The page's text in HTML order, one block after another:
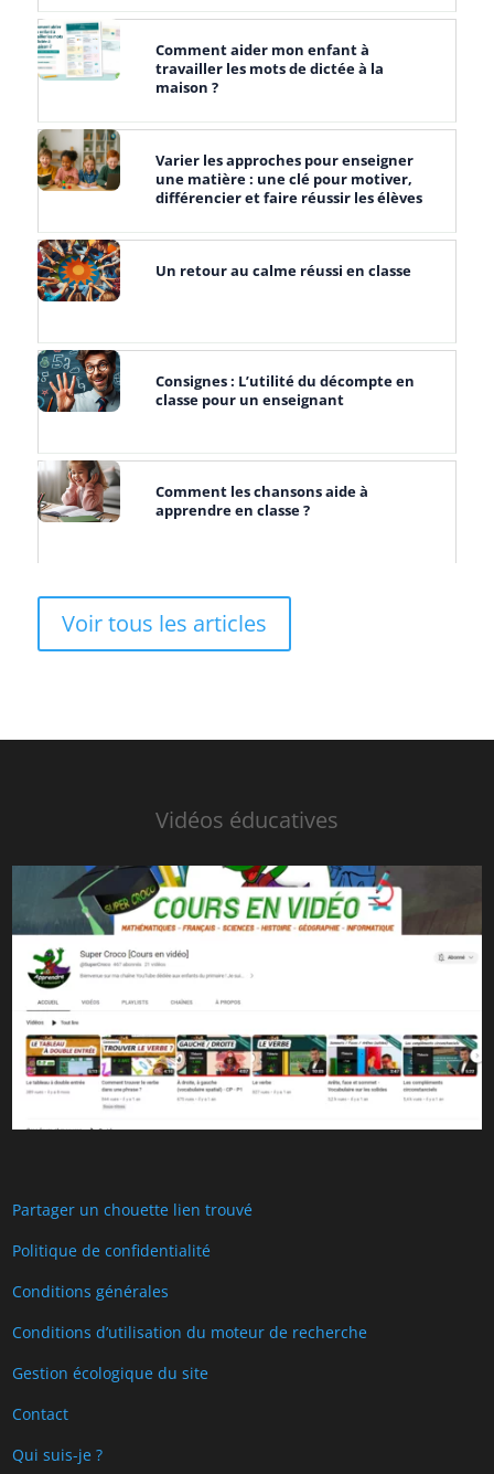
Comment aider mon enfant à
travailler les mots de dictée à la
maison ?
Varier les approches pour enseigner
une matière : une clé pour motiver,
différencier et faire réussir les élèves
Un retour au calme réussi en classe
Consignes : L’utilité du décompte en
classe pour un enseignant
Comment les chansons aide à
apprendre en classe ?
Voir tous les articles
Vidéos éducatives
Partager un chouette lien trouvé
Politique de confidentialité
Conditions générales
Conditions d’utilisation du moteur de recherche
Gestion écologique du site
Contact
Qui suis-je ?